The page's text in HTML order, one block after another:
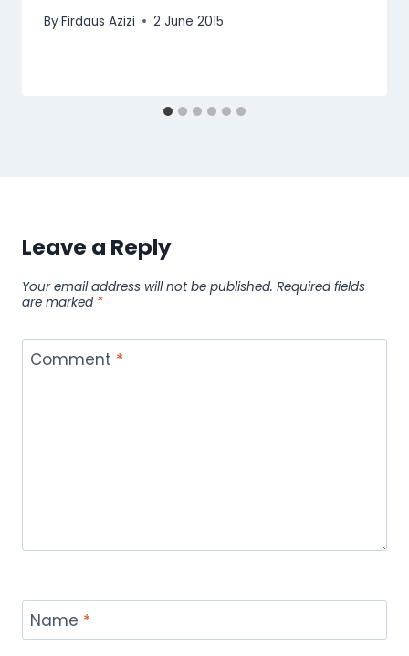
ByFirdaus Azizi 2 June 2015
Leave a Reply
Your email address will not be published. Required fields
are marked *
Comment *
Name *